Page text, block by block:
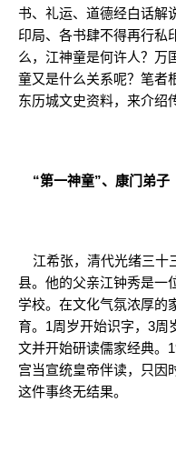
书、礼运、道德经白话解
印局、各书肆不得再行私
么，江神童是何许人？万
童又是什么关系呢？笔者
东历城文史资料，来介绍
“第一神童”、康门弟子
江希张，清代光绪三十
县。他的父亲江钟秀是一
学校。在文化气氛浓厚的
育。1周岁开始识字，3周
文并开始研读儒家经典。
宫当宣统皇帝伴读，只因
这件事终无结果。